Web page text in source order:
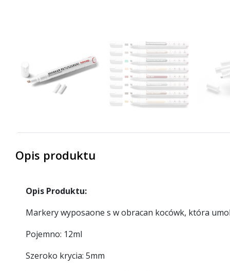
Opis produktu
Opis Produktu:
Markery wyposaone s w obracan kocówk, która
Pojemno: 12ml
Szeroko krycia: 5mm